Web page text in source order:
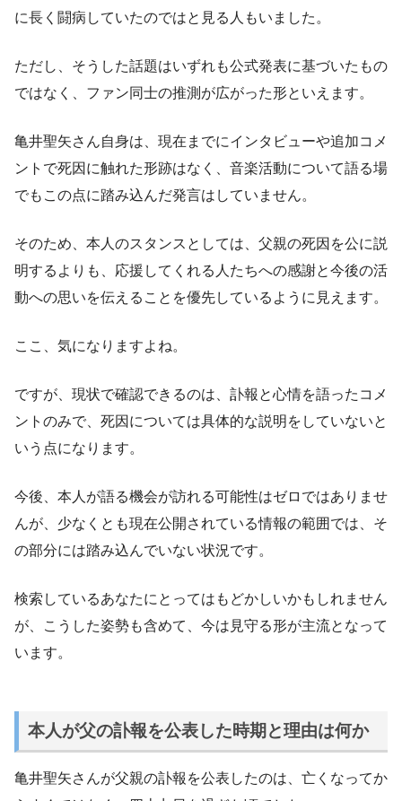
に長く闘病していたのではと見る人もいました。
ただし、そうした話題はいずれも公式発表に基づいたもの
ではなく、ファン同士の推測が広がった形といえます。
亀井聖矢さん自身は、現在までにインタビューや追加コメ
ントで死因に触れた形跡はなく、音楽活動について語る場
でもこの点に踏み込んだ発言はしていません。
そのため、本人のスタンスとしては、父親の死因を公に説
明するよりも、応援してくれる人たちへの感謝と今後の活
動への思いを伝えることを優先しているように見えます。
ここ、気になりますよね。
ですが、現状で確認できるのは、訃報と心情を語ったコメ
ントのみで、死因については具体的な説明をしていないと
いう点になります。
今後、本人が語る機会が訪れる可能性はゼロではありませ
んが、少なくとも現在公開されている情報の範囲では、そ
の部分には踏み込んでいない状況です。
検索しているあなたにとってはもどかしいかもしれません
が、こうした姿勢も含めて、今は見守る形が主流となって
います。
本人が父の訃報を公表した時期と理由は何か
亀井聖矢さんが父親の訃報を公表したのは、亡くなってか